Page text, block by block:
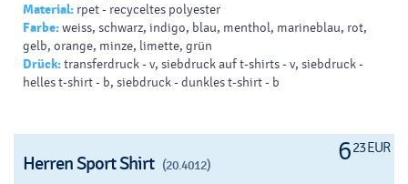
Material: rpet - recyceltes polyester
Farbe:weiss, schwarz, indigo, blau, menthol, marineblau, rot,
gelb, orange, minze, limette, grün
Drück:transferdruck - v, siebdruck auf t-shirts - v, siebdruck -
helles t-shirt - b, siebdruck - dunkles t-shirt - b
623 EUR
Herren Sport Shirt (20.4012)